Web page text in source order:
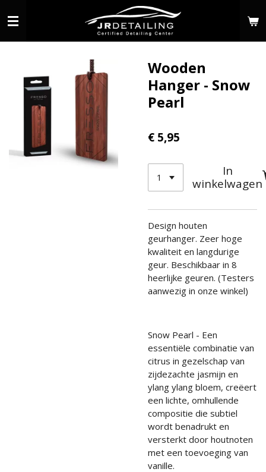
direct
Wooden
Hanger - Snow
Pearl
€ 5,95
In
winkelwagen
Design houten
geurhanger. Zeer hoge
kwaliteit en langdurige
geur. Beschikbaar in 8
heerlijke geuren. (Testers
aanwezig in onze winkel)
Snow Pearl - Een
essentiële combinatie van
citrus in gezelschap van
zijdezachte jasmijn en
ylang ylang bloem, creëert
een lichte, omhullende
compositie die subtiel
wordt benadrukt en
versterkt door houtnoten
met een toevoeging van
vanille.